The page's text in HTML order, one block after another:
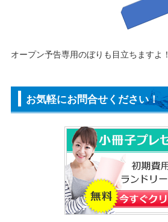
オープン予告専用のぼりも目立ちますよ！
お気軽にお問合せください！